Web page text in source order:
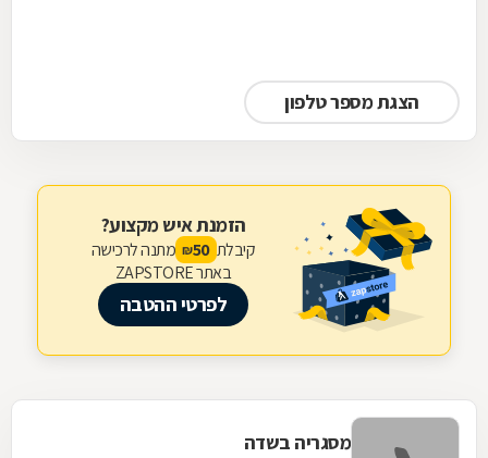
הצגת מספר טלפון
הזמנת איש מקצוע?
קיבלת 50
₪ מתנה לרכישה
באתר ZAPSTORE
לפרטי ההטבה
מסגריה בשדה